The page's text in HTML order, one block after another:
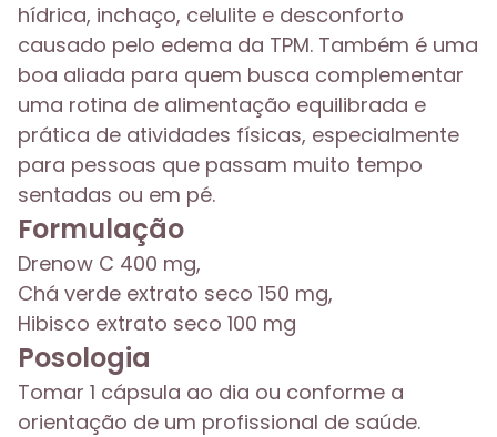
hídrica, inchaço, celulite e desconforto
causado pelo edema da TPM. Também é uma
boa aliada para quem busca complementar
uma rotina de alimentação equilibrada e
prática de atividades físicas, especialmente
para pessoas que passam muito tempo
sentadas ou em pé.
Formulação
Drenow C 400 mg,
Chá verde extrato seco 150 mg,
Hibisco extrato seco 100 mg
Posologia
Tomar 1 cápsula ao dia ou conforme a
orientação de um profissional de saúde.